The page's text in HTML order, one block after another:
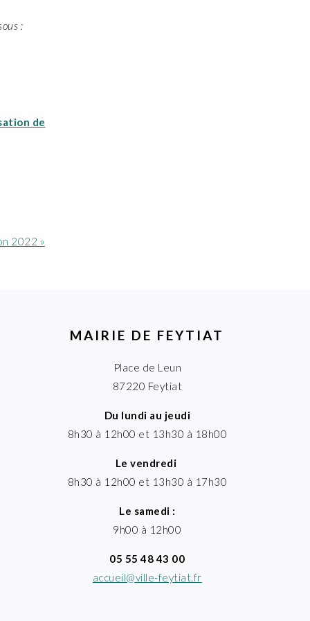
:
de
2022 »
MAIRIE DE FEYTIAT
Place de Leun
87220 Feytiat
Du lundi au jeudi
8h30 à 12h00 et 13h30 à 18h00
Le vendredi
8h30 à 12h00 et 13h30 à 17h30
Le samedi :
9h00 à 12h00
05 55 48 43 00
accueil@ville-feytiat.fr